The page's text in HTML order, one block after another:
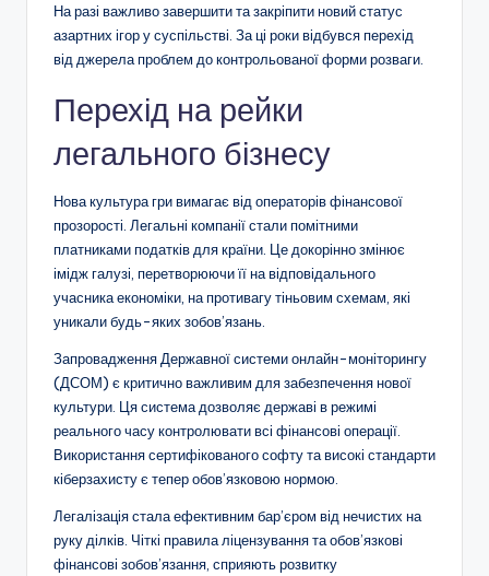
На разі важливо завершити та закріпити новий статус
азартних ігор у суспільстві. За ці роки відбувся перехід
від джерела проблем до контрольованої форми розваги.
Перехід на рейки
легального бізнесу
Нова культура гри вимагає від операторів фінансової
прозорості. Легальні компанії стали помітними
платниками податків для країни. Це докорінно змінює
імідж галузі, перетворюючи її на відповідального
учасника економіки, на противагу тіньовим схемам, які
уникали будь-яких зобов’язань.
Запровадження Державної системи онлайн-моніторингу
(ДСОМ) є критично важливим для забезпечення нової
культури. Ця система дозволяє державі в режимі
реального часу контролювати всі фінансові операції.
Використання сертифікованого софту та високі стандарти
кіберзахисту є тепер обов’язковою нормою.
Легалізація стала ефективним бар’єром від нечистих на
руку ділків. Чіткі правила ліцензування та обов’язкові
фінансові зобов’язання, сприяють розвитку